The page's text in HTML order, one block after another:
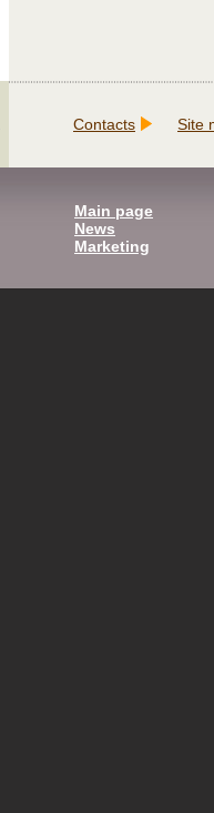
Contacts Site
Main page
News
Marketing